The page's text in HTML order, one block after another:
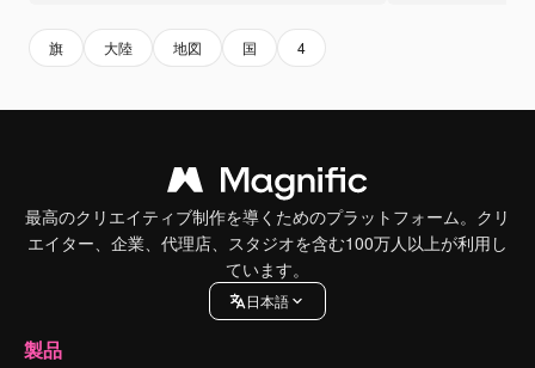
旗 大陸 地図 国 4
最高のクリエイティブ制作を導くためのプラットフォーム。クリ
エイター、企業、代理店、スタジオを含む100万人以上が利用し
ています。
日本語
製品